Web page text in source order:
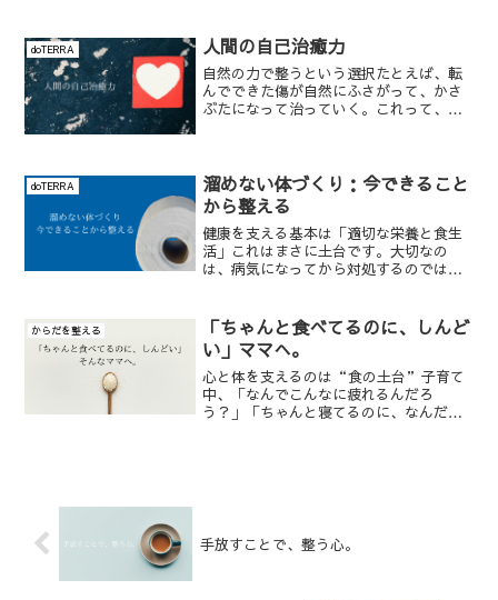
日から、シャンプーを何本も試し、薬用
のものに変えたり、湯シャン...
doTERRA 人間の自己治癒力
自然の力で整うという選択たとえば、転
んでできた傷が自然にふさがって、かさ
ぶたになって治っていく。これって、実
自分で修復していく力。本...
doTERRA
溜めない体づくり：今できること
から整える
健康を支える基本は「適切な栄養と食生
活」これはまさに土台です。大切なの
は、病気になってから対処するのではな
きていくためには、今の暮らしの中でで
きることを積み重ねることが...
からだを整える
「ちゃんと食べてるのに、しんど
い」ママへ。
心と体を支えるのは“食の土台”子育て
中、「なんでこんなに疲れるんだろ
う？」「ちゃんと寝てるのに、なんだか
手放すことで、整う心。